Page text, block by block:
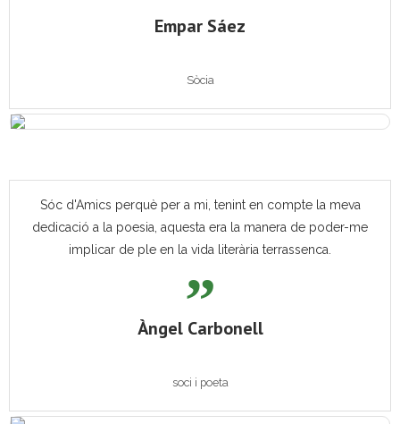
Empar Sáez
Sòcia
Sóc d'Amics perquè per a mi, tenint en compte la meva
dedicació a la poesia, aquesta era la manera de poder-me
implicar de ple en la vida literària terrassenca.
Àngel Carbonell
soci i poeta